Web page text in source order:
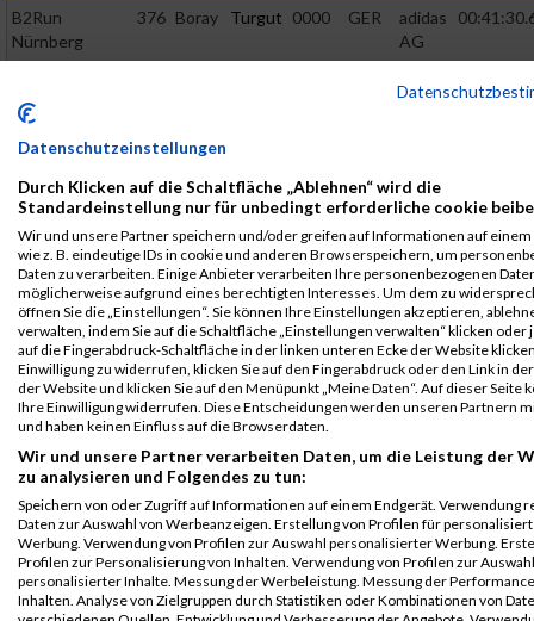
B2Run
Nürnberg
B2RUN Nürnberg
376 Boray Turgut 0000 GER
adidas
AG
B2Run
Nürnberg
Einzelwertung
adidas
B2Run
Nürnberg
Teamwertung
mixed
376 Boray Turgut 0000 GER
adidas
AG
B2Run
Nürnberg
Teamwertung
weiblich
376 Boray Turgut 0000 GER
adidas
AG
Legende:
GPos = Geschlechter Position, KPos = Kategorie Position, TPos =
Team Position, DNS = Did not start, DNF = Did not finish, DQ =
Disqualifiziert
Datenschutzeinstellungen
Durch Klicken auf die Schaltfläche „Ablehnen“ wird die
Standardeinstellung nur für unbedingt erforderliche cookie
Wir und unsere Partner speichern und/oder greifen auf Informationen auf einem
wie z. B. eindeutige IDs in cookie und anderen Browserspeichern, um
Daten zu verarbeiten. Einige Anbieter verarbeiten Ihre personenbezogenen
möglicherweise aufgrund eines berechtigten Interesses. Um dem zu
öffnen Sie die „Einstellungen“. Sie können Ihre Einstellungen akzeptieren,
verwalten, indem Sie auf die Schaltfläche „Einstellungen verwalten“ klicken oder
auf die Fingerabdruck-Schaltfläche in der linken unteren Ecke der Website
Einwilligung zu widerrufen, klicken Sie auf den Fingerabdruck oder den Link in
der Website und klicken Sie auf den Menüpunkt „Meine Daten“. Auf dieser Seite
Ihre Einwilligung widerrufen. Diese Entscheidungen werden unseren Partnern
und haben keinen Einfluss auf die Browserdaten.
Wir und unsere Partner verarbeiten Daten, um die Leistung der
zu analysieren und Folgendes zu tun:
Speichern von oder Zugriff auf Informationen auf einem Endgerät. Verwendung
Daten zur Auswahl von Werbeanzeigen. Erstellung von Profilen für
Werbung. Verwendung von Profilen zur Auswahl personalisierter Werbung.
Profilen zur Personalisierung von Inhalten. Verwendung von Profilen zur Auswahl
personalisierter Inhalte. Messung der Werbeleistung. Messung der
Inhalten. Analyse von Zielgruppen durch Statistiken oder Kombinationen von